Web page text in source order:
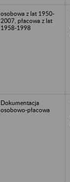
osobowa z lat 1950-
2007, płacowa z lat
1958-1998
Dokumentacja
osobowo-płacowa